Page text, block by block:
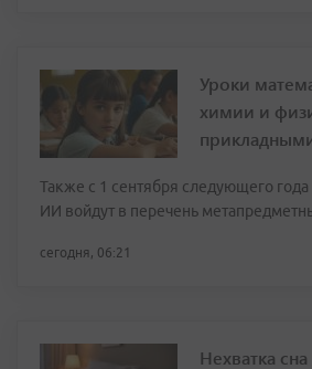
Уроки
химии и
Также с 1 сентября следующего
ИИ войдут в перечень
сегодня, 06:21
Нехватка